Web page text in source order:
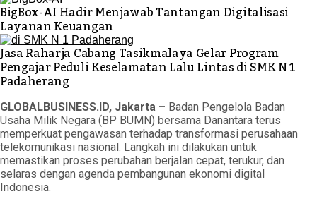
BigBox-AI Hadir Menjawab Tantangan Digitalisasi
Layanan Keuangan
Jasa Raharja Cabang Tasikmalaya Gelar Program
Pengajar Peduli Keselamatan Lalu Lintas di SMK N 1
Padaherang
GLOBALBUSINESS.ID, Jakarta – Badan Pengelola Badan
Usaha Milik Negara (BP BUMN) bersama Danantara terus
memperkuat pengawasan terhadap transformasi perusahaan
telekomunikasi nasional. Langkah ini dilakukan untuk
memastikan proses perubahan berjalan cepat, terukur, dan
selaras dengan agenda pembangunan ekonomi digital
Indonesia.